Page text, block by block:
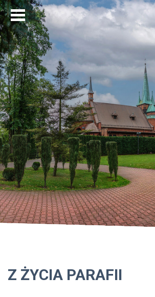
Strona główna
Z ŻYCIA PARAFII